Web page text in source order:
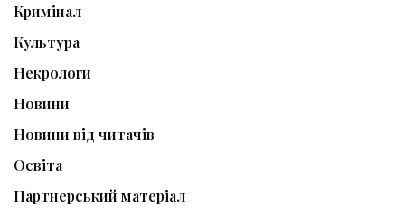
Кримінал
Культура
Некрологи
Новини
Новини від читачів
Освіта
Партнерський матеріал